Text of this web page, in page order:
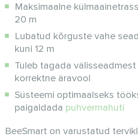
Maksimaalne
20 m
Lubatud kõrguste vahe
kuni 12 m
Tuleb tagada
korrektne äravool
Süsteemi optimaalseks
paigaldada puhvermahuti
BeeSmart on varustatud